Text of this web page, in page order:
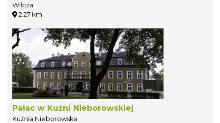
Wilcza
2.27 km
Pałac w Kuźni Nieborowskiej
Kuźnia Nieborowska